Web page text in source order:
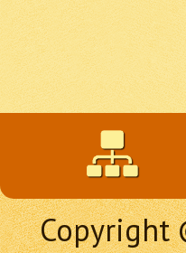
Copyright